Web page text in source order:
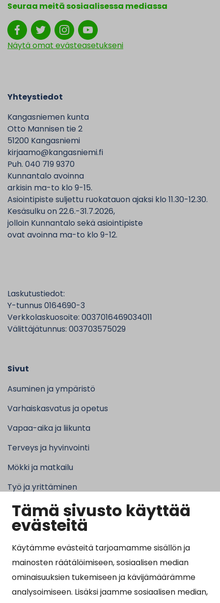
Tämä sivusto käyttää
evästeitä
Käytämme evästeitä tarjoamamme sisällön ja
mainosten räätälöimiseen, sosiaalisen median
ominaisuuksien tukemiseen ja kävijämäärämme
analysoimiseen. Lisäksi jaamme sosiaalisen median,
Seuraa meitä sosiaalisessa mediassa
Näytä omat evästeasetukseni
Yhteystiedot
Kangasniemen kunta
Otto Mannisen tie 2
51200 Kangasniemi
kirjaamo@kangasniemi.fi
Puh. 040 719 9370
Kunnantalo avoinna
arkisin ma-to klo 9-15.
Asiointipiste suljettu ruokatauon ajaksi klo 11.30-12.30.
Kesäsulku on 22.6.-31.7.2026,
jolloin Kunnantalo sekä asiointipiste
ovat avoinna ma-to klo 9-12.
Laskutustiedot:
Y-tunnus 0164690-3
Verkkolaskuosoite: 0037016469034011
Välittäjätunnus: 003703575029
Sivut
Asuminen ja ympäristö
Varhaiskasvatus ja opetus
Vapaa-aika ja liikunta
Terveys ja hyvinvointi
Mökki ja matkailu
Työ ja yrittäminen
Kunta ja hallinto
Suosituimmat sivut
Esityslistat, pöytäkirjat, viranhaltijapäätökset ja
kuulutukset